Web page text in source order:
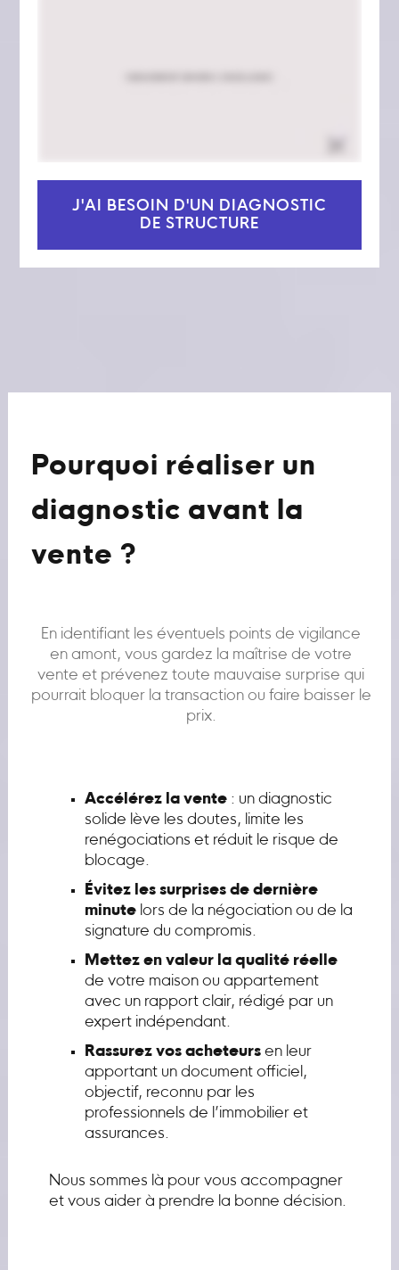
J'AI BESOIN D'UN DIAGNOSTIC
DE STRUCTURE
Pourquoi réaliser un
diagnostic avant la
vente ?
En identifiant les éventuels points de vigilance
en amont, vous gardez la maîtrise de votre
vente et prévenez toute mauvaise surprise qui
pourrait bloquer la transaction ou faire baisser le
prix.
Accélérez la vente: un diagnostic
solide lève les doutes, limite les
renégociations et réduit le risque de
blocage.
Évitez les surprises de dernière
minutelors de la négociation ou de la
signature du compromis.
Mettez en valeur la qualité réelle
de votre maison ou appartement
avec un rapport clair, rédigé par un
expert indépendant.
Rassurez vos acheteursen leur
apportant un document officiel,
objectif, reconnu par les
professionnels de l’immobilier et
assurances.
Nous sommes là pour vous accompagner
et vous aider à prendre la bonne décision.